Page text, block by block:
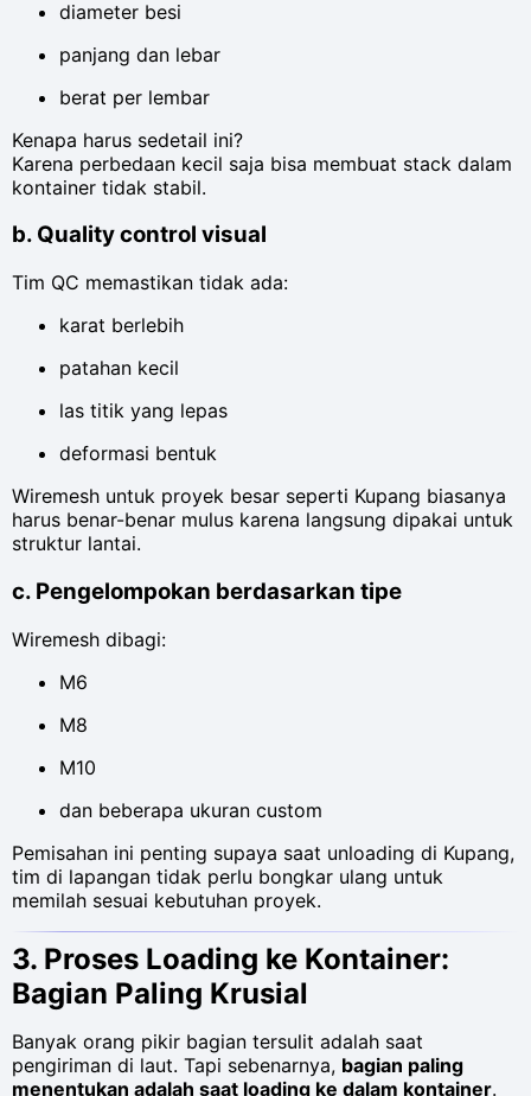
diameter besi
panjang dan lebar
berat per lembar
Kenapa harus sedetail ini?
Karena perbedaan kecil saja bisa membuat stack dalam
kontainer tidak stabil.
b. Quality control visual
Tim QC memastikan tidak ada:
karat berlebih
patahan kecil
las titik yang lepas
deformasi bentuk
Wiremesh untuk proyek besar seperti Kupang biasanya
harus benar-benar mulus karena langsung dipakai untuk
struktur lantai.
c. Pengelompokan berdasarkan tipe
Wiremesh dibagi:
M6
M8
M10
dan beberapa ukuran custom
Pemisahan ini penting supaya saat unloading di Kupang,
tim di lapangan tidak perlu bongkar ulang untuk
memilah sesuai kebutuhan proyek.
3. Proses Loading ke Kontainer:
Bagian Paling Krusial
Banyak orang pikir bagian tersulit adalah saat
pengiriman di laut. Tapi sebenarnya, bagian paling
menentukan adalah saat loading ke dalam kontainer.